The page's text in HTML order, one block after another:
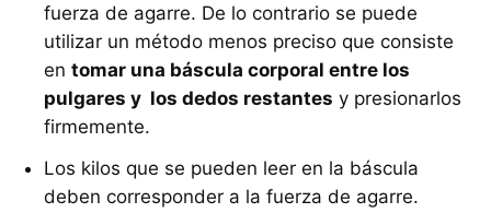
fuerza de agarre. De lo contrario se puede
utilizar un método menos preciso que consiste
en tomar una báscula corporal entre los
pulgares y los dedos restantes y presionarlos
firmemente.
Los kilos que se pueden leer en la báscula
deben corresponder a la fuerza de agarre.